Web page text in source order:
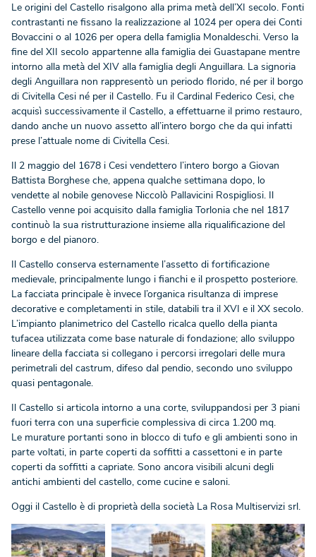
Le origini del Castello risalgono alla prima metà dell’XI secolo. Fonti
contrastanti ne fissano la realizzazione al 1024 per opera dei Conti
Bovaccini o al 1026 per opera della famiglia Monaldeschi. Verso la
fine del XII secolo appartenne alla famiglia dei Guastapane mentre
intorno alla metà del XIV alla famiglia degli Anguillara. La signoria
degli Anguillara non rappresentò un periodo florido, né per il borgo
di Civitella Cesi né per il Castello. Fu il Cardinal Federico Cesi, che
acquisì successivamente il Castello, a effettuarne il primo restauro,
dando anche un nuovo assetto all’intero borgo che da qui infatti
prese l’attuale nome di Civitella Cesi.
Il 2 maggio del 1678 i Cesi vendettero l’intero borgo a Giovan
Battista Borghese che, appena qualche settimana dopo, lo
vendette al nobile genovese Niccolò Pallavicini Rospigliosi. Il
Castello venne poi acquisito dalla famiglia Torlonia che nel 1817
continuò la sua ristrutturazione insieme alla riqualificazione del
borgo e del pianoro.
Il Castello conserva esternamente l’assetto di fortificazione
medievale, principalmente lungo i fianchi e il prospetto posteriore.
La facciata principale è invece l’organica risultanza di imprese
decorative e completamenti in stile, databili tra il XVI e il XX secolo.
L’impianto planimetrico del Castello ricalca quello della pianta
tufacea utilizzata come base naturale di fondazione; allo sviluppo
lineare della facciata si collegano i percorsi irregolari delle mura
perimetrali del castrum, difeso dal pendio, secondo uno sviluppo
quasi pentagonale.
Il Castello si articola intorno a una corte, sviluppandosi per 3 piani
fuori terra con una superficie complessiva di circa 1.200 mq.
Le murature portanti sono in blocco di tufo e gli ambienti sono in
parte voltati, in parte coperti da soffitti a cassettoni e in parte
coperti da soffitti a capriate. Sono ancora visibili alcuni degli
antichi ambienti del castello, come cucine e saloni.
Oggi il Castello è di proprietà della società La Rosa Multiservizi srl.